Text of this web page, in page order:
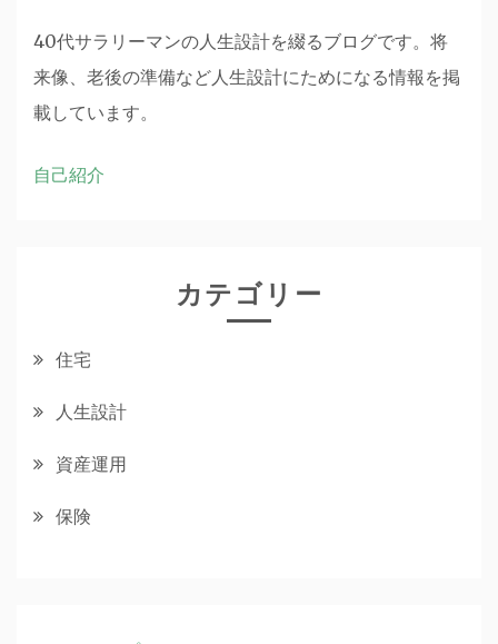
40代サラリーマンの人生設計を綴るブログです。将
来像、老後の準備など人生設計にためになる情報を掲
載しています。
自己紹介
カテゴリー
住宅
人生設計
資産運用
保険